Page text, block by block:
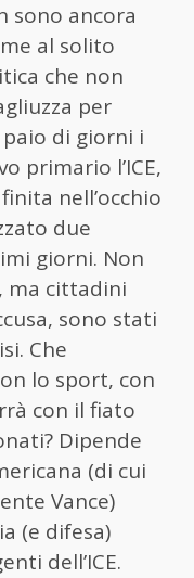
sono ancora
al solito
che non
per
paio di giorni i
primario l’ICE,
nell’occhio
due
giorni. Non
ma cittadini
sono stati
Che
lo sport, con
con il fiato
Dipende
(di cui
Vance)
(e difesa)
dell’ICE.